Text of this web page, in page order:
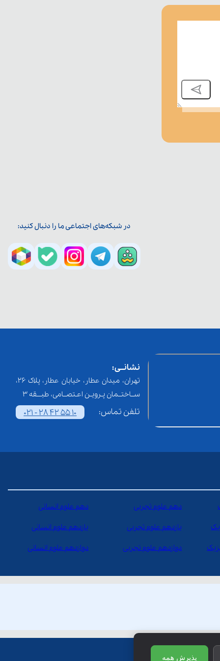
در شبکه‌های اجتماعی ما را دنبال کنید:
نشانــی:
تهران، میدان عطار، خیابان عطار، پلاک 26،
ســاختــمان پـرویـن اعـتصــامی، طبـــقه 3
تلفن تماس: 021 - 28 42 55 10
دهم علوم تجربی دهم علوم انسانی
یازدهم علوم تجربی یازدهم علوم انسانی
دوازدهم علوم تجربی دوازدهم علوم انسانی
پذیرش همه